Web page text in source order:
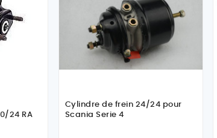
24 RA
Cylindre de frein 24/24 pour
Scania Serie 4